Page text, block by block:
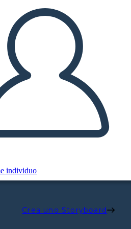
individuo
Crea uno Storyboard